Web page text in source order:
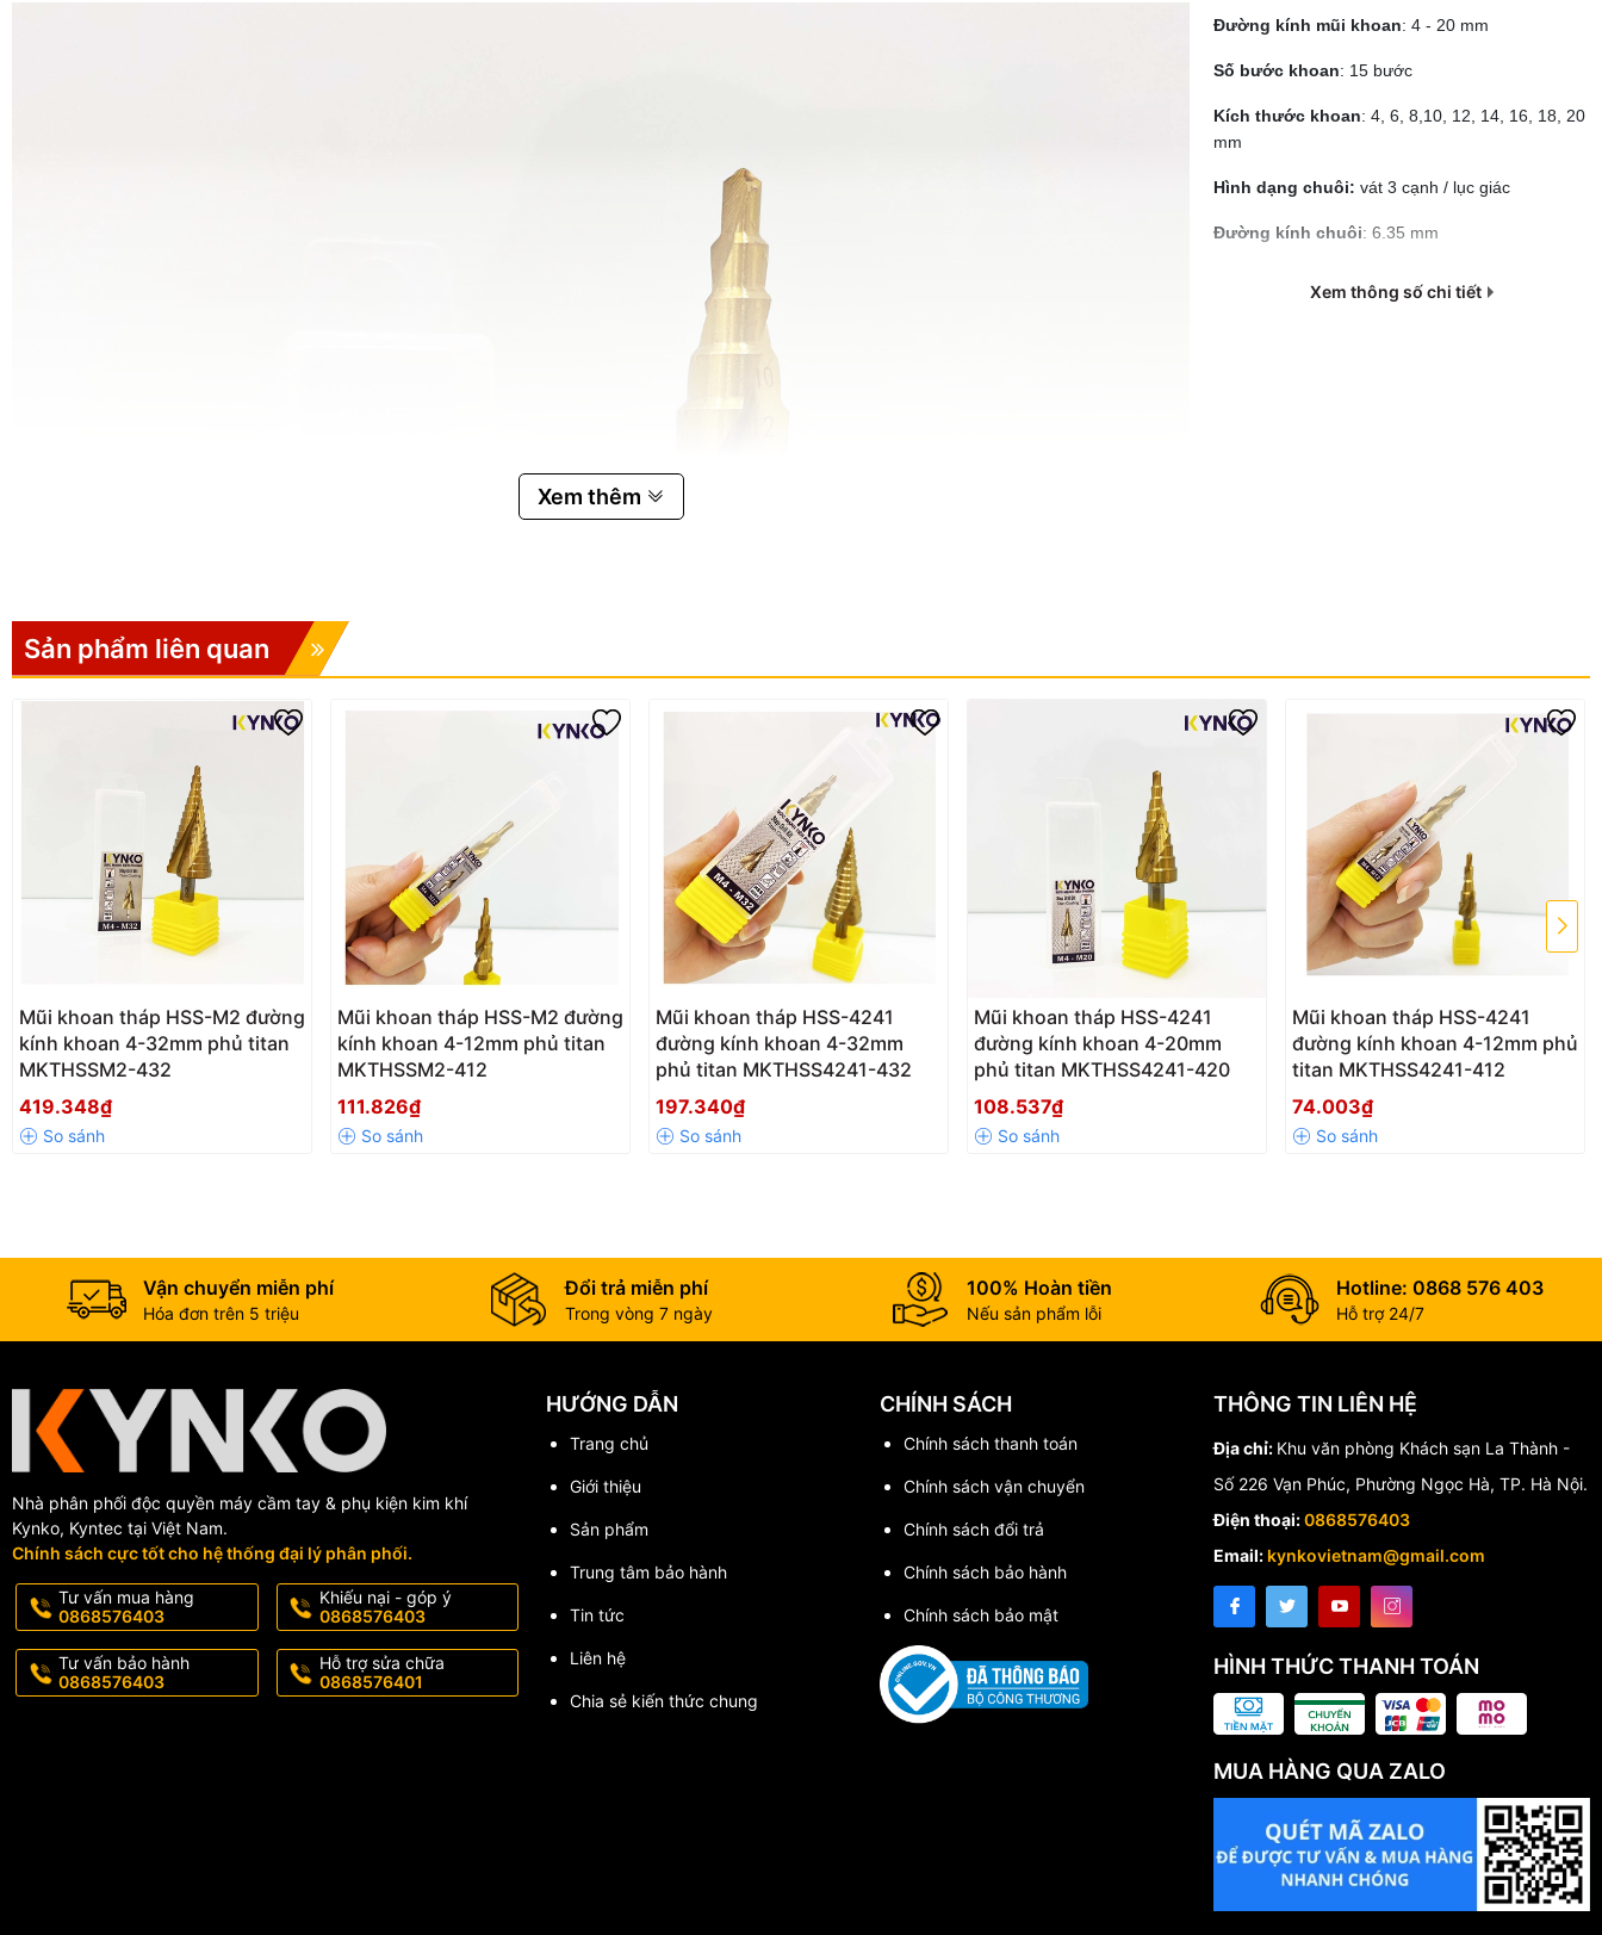
Mũi khoan tháp Kynko HSS-M2 thuộc dòng thép gió Molypden có độ bền uốn cao nhất đến 4700Mpa.
Mũi khoan được sử dụng rất rộng rãi trong công việc của các thợ cơ khí để tạo ra những lỗ khoan trên tấm vật liệu một cách linh hoạt.
Mũi khoan tháp Kynko M2 có độ cứng rất cao ứng dụng để khoan những vật liệu thép hợp kim cứng, inox.
Bề mặt mũi khoan được phủ lớp Titan cứng làm tăng độ bền, tăng khả năng chịu nhiệt, chống mài mòn rất tốt.
Đặc biệt mũi khoan tháp Kynko được chế tạo rãnh xoắn giúp cho việc khoan rất dễ dàng nhanh chóng, tốt hơn nhiều so với các loại mũi khoan tháp rãnh
thẳng.
Kynko mong muốn mang đến cho người sử dụng sản phẩm Mũi khoan tháp HSS có chất lượng cao, hoạt động hiệu quả, tuổi thọ lâu bền và phù hợp với túi
tiền của người sử dụng.
THÔNG SỐ KỸ THUẬT
SKU:HSS-M2-420
Mác thép:M2 (chịu tốc độ cao)
Xem thêm
Đường kính mũi khoan: 4 - 20 mm
Số bước khoan: 15 bước
Kích thước khoan: 4, 6, 8,10, 12, 14, 16, 18, 20
mm
Hình dạng chuôi: vát 3 cạnh / lục giác
Đường kính chuôi: 6.35 mm
Xem thông số chi tiết
Sản phẩm liên quan
Mũi khoan tháp HSS-M2 đường
kính khoan 4-32mm phủ titan
MKTHSSM2-432
419.348₫
Mũi khoan tháp HSS-M2 đường
kính khoan 4-12mm phủ titan
MKTHSSM2-412
111.826₫
Mũi khoan tháp HSS-4241
đường kính khoan 4-32mm
phủ titan MKTHSS4241-432
197.340₫
Mũi khoan tháp HSS-4241
đường kính khoan 4-20mm
phủ titan MKTHSS4241-420
108.537₫
Mũi khoan tháp HSS-4241
đường kính khoan 4-12mm phủ
titan MKTHSS4241-412
74.003₫
Vận chuyển miễn phí
Hóa đơn trên 5 triệu
Đổi trả miễn phí
Trong vòng 7 ngày
100% Hoàn tiền
Nếu sản phẩm lỗi
Hotline: 0868 576 403
Hỗ trợ 24/7
Nhà phân phối độc quyền máy cầm tay & phụ kiện kim khí
Kynko, Kyntec tại Việt Nam.
Chính sách cực tốt cho hệ thống đại lý phân phối.
Tư vấn mua hàng
0868576403
Khiếu nại - góp ý
0868576403
Tư vấn bảo hành
0868576403
Hỗ trợ sửa chữa
0868576401
HƯỚNG DẪN
Trang chủ
Giới thiệu
Sản phẩm
Trung tâm bảo hành
Tin tức
Liên hệ
Chia sẻ kiến thức chung
CHÍNH SÁCH
Chính sách thanh toán
Chính sách vận chuyển
Chính sách đổi trả
Chính sách bảo hành
Chính sách bảo mật
THÔNG TIN LIÊN HỆ
Địa chỉ: Khu văn phòng Khách sạn La Thành -
Số 226 Vạn Phúc, Phường Ngọc Hà, TP. Hà Nội.
Điện thoại:0868576403
Email: kynkovietnam@gmail.com
HÌNH THỨC THANH TOÁN
MUA HÀNG QUA ZALO